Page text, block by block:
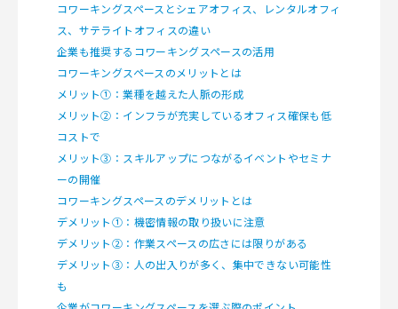
コワーキングスペースとシェアオフィス、レンタルオフィ
ス、サテライトオフィスの違い
企業も推奨するコワーキングスペースの活用
コワーキングスペースのメリットとは
メリット①：業種を越えた人脈の形成
メリット②：インフラが充実しているオフィス確保も低
コストで
メリット③：スキルアップにつながるイベントやセミナ
ーの開催
コワーキングスペースのデメリットとは
デメリット①：機密情報の取り扱いに注意
デメリット②：作業スペースの広さには限りがある
デメリット③：人の出入りが多く、集中できない可能性
も